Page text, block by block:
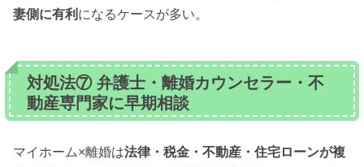
妻側に有利 になるケースが多い。
対処法⑦ 弁護士・離婚カウンセラー・不
動産専門家に早期相談
マイホーム×離婚は法律・税金・不動産・住宅ローンが複